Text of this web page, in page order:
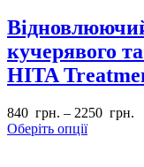
кучерявого
HITA
840 грн. – 2250 грн.
Оберіть опції